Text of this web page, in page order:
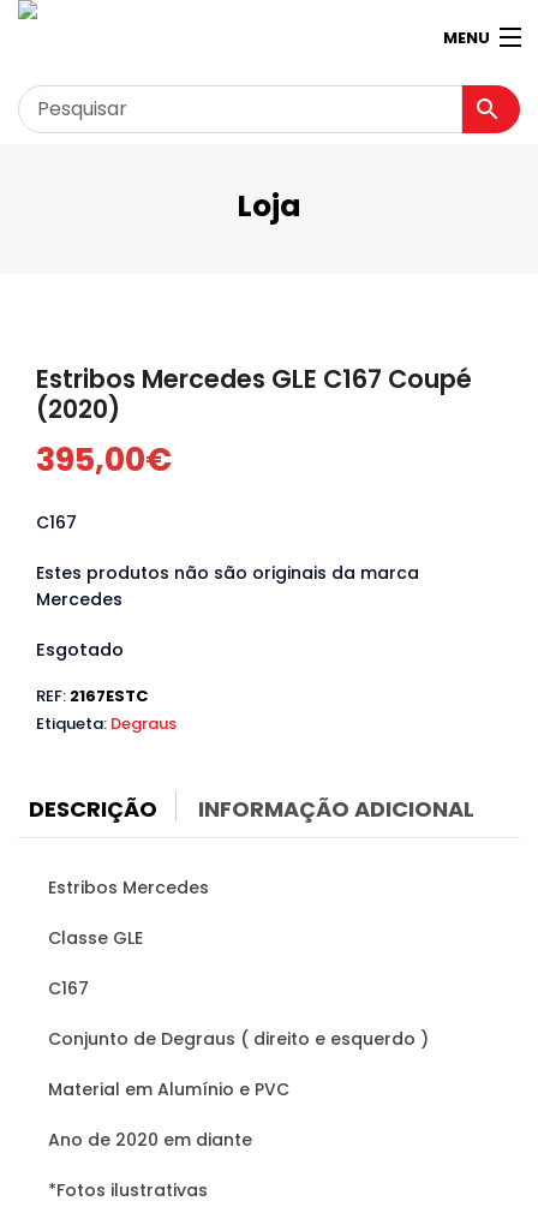
MENU
Garagem
Loja Virtual 360º
Loja
Estribos Mercedes GLE C167 Coupé
(2020)
395,00€
C167
Estes produtos não são originais da marca
Mercedes
Esgotado
REF: 2167ESTC
Etiqueta: Degraus
DESCRIÇÃO INFORMAÇÃO ADICIONAL
Estribos Mercedes
Classe GLE
C167
Conjunto de Degraus ( direito e esquerdo )
Material em Alumínio e PVC
Ano de 2020 em diante
*Fotos ilustrativas